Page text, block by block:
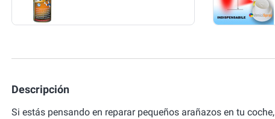
Descripción
Si estás pensando en reparar pequeños arañazos en tu coche,